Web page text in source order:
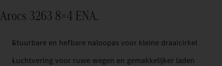
Arocs 3263 8×4 ENA.
Stuurbare en hefbare naloopas voor kleine draaicirkel
Luchtvering voor ruwe wegen en gemakkelijker laden